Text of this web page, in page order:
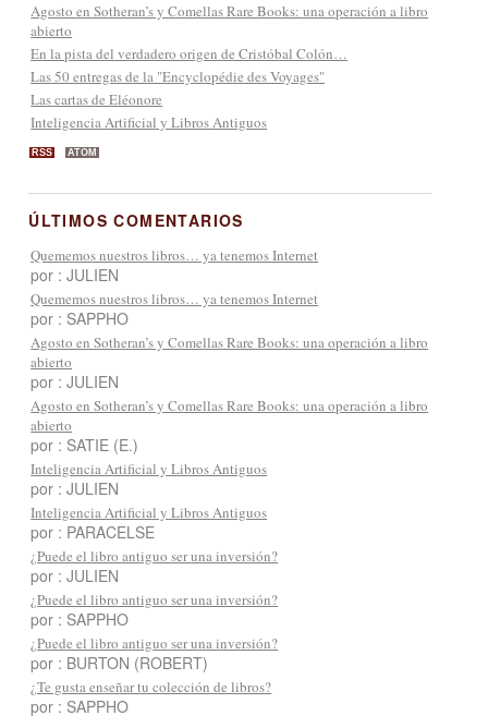
Agosto en Sotheran’s y Comellas Rare Books: una operación a libro
abierto
En la pista del verdadero origen de Cristóbal Colón…
Las 50 entregas de la "Encyclopédie des Voyages"
Las cartas de Eléonore
Inteligencia Artificial y Libros Antiguos
RSS ATOM
ÚLTIMOS COMENTARIOS
Quememos nuestros libros… ya tenemos Internet
por : JULIEN
Quememos nuestros libros… ya tenemos Internet
por : SAPPHO
Agosto en Sotheran’s y Comellas Rare Books: una operación a libro
abierto
por : JULIEN
Agosto en Sotheran’s y Comellas Rare Books: una operación a libro
abierto
por : SATIE (E.)
Inteligencia Artificial y Libros Antiguos
por : JULIEN
Inteligencia Artificial y Libros Antiguos
por : PARACELSE
¿Puede el libro antiguo ser una inversión?
por : JULIEN
¿Puede el libro antiguo ser una inversión?
por : SAPPHO
¿Puede el libro antiguo ser una inversión?
por : BURTON (ROBERT)
¿Te gusta enseñar tu colección de libros?
por : SAPPHO